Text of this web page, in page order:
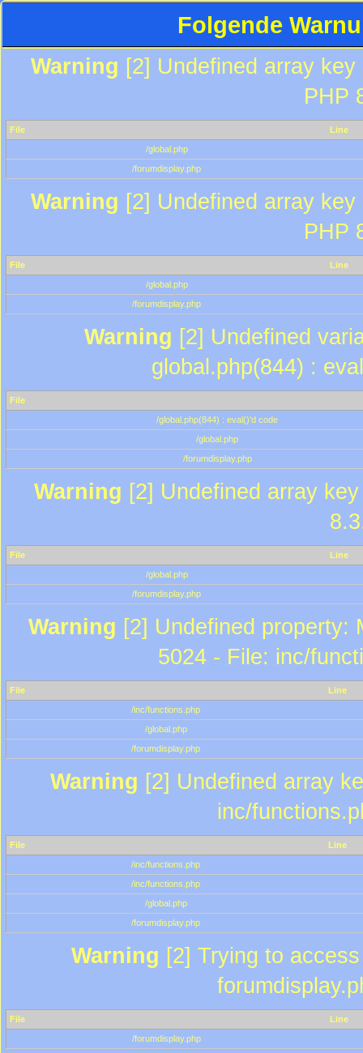
Folgende
Warning [2] Undefined array
PHP
File
Line
/global.php
/forumdisplay.php
Warning [2] Undefined array
PHP
File
Line
/global.php
/forumdisplay.php
Warning [2] Undefined
global.php(844) :
File
/global.php(844) : eval()'d code
/global.php
/forumdisplay.php
Warning [2] Undefined array
File
Line
/global.php
/forumdisplay.php
Warning [2] Undefined property:
5024 - File: inc/
File
Line
/inc/functions.php
/global.php
/forumdisplay.php
Warning [2] Undefined array
inc/
File
Line
/inc/functions.php
/inc/functions.php
/global.php
/forumdisplay.php
Warning [2] Trying to
File
Line
/forumdisplay.php